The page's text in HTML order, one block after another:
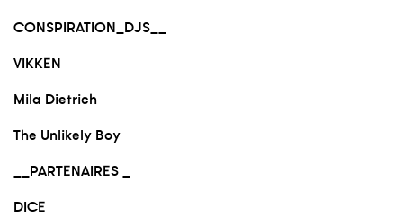
CONSPIRATION_DJS__
VIKKEN
Mila Dietrich
The Unlikely Boy
__PARTENAIRES _
DICE